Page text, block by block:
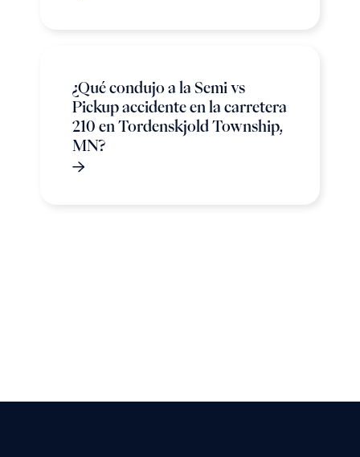
¿Qué condujo a la Semi vs
Pickup accidente en la carretera
210 en Tordenskjold Township,
MN?